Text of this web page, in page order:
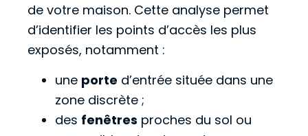
de votre maison. Cette analyse permet
d’identifier les points d’accès les plus
exposés, notamment :
une porte d’entrée située dans une
zone discrète ;
des fenêtres proches du sol ou